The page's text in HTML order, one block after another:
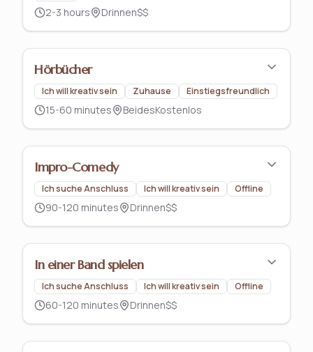
2-3 hours Drinnen$$
Hörbücher
Ich will kreativ sein Zuhause Einstiegsfreundlich
15-60 minutes BeidesKostenlos
Impro-Comedy
Ich suche Anschluss Ich will kreativ sein Offline
90-120 minutes Drinnen$$
In einer Band spielen
Ich suche Anschluss Ich will kreativ sein Offline
60-120 minutes Drinnen$$